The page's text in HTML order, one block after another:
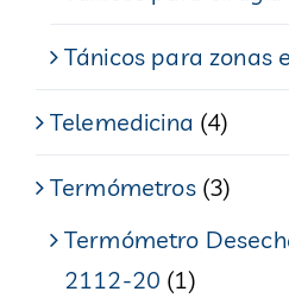
Tánicos para zonas
Telemedicina (4)
Termómetros (3)
Termómetro
2112-20 (1)